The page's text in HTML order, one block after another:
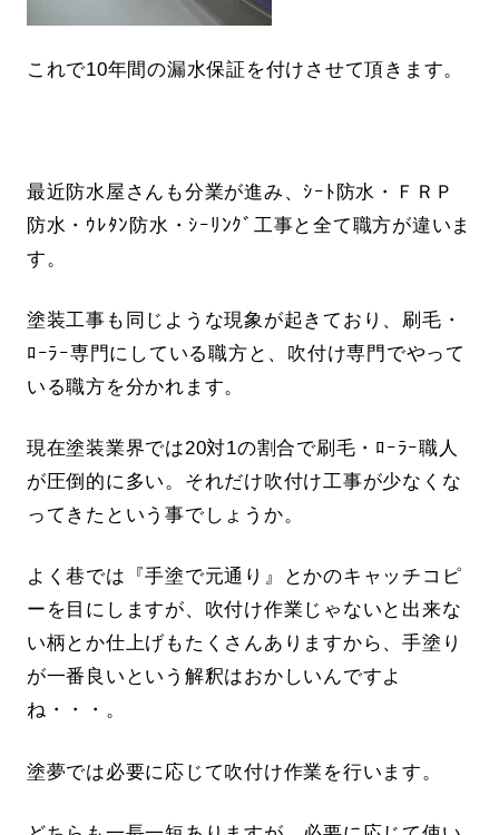
これで10年間の漏水保証を付けさせて頂きます。
最近防水屋さんも分業が進み、ｼｰﾄ防水・ＦＲＰ
防水・ｳﾚﾀﾝ防水・ｼｰﾘﾝｸﾞ工事と全て職方が違いま
す。
塗装工事も同じような現象が起きており、刷毛・
ﾛｰﾗｰ専門にしている職方と、吹付け専門でやって
いる職方を分かれます。
現在塗装業界では20対1の割合で刷毛・ﾛｰﾗｰ職人
が圧倒的に多い。それだけ吹付け工事が少なくな
ってきたという事でしょうか。
よく巷では『手塗で元通り』とかのキャッチコピ
ーを目にしますが、吹付け作業じゃないと出来な
い柄とか仕上げもたくさんありますから、手塗り
が一番良いという解釈はおかしいんですよ
ね・・・。
塗夢では必要に応じて吹付け作業を行います。